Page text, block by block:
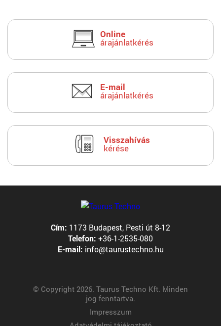
Online
árajánlatkérés
E-mail
árajánlatkérés
Visszahívás
kérése
Cím: 1173 Budapest, Pesti út 8-12
Telefon: +36-1-2535-080
E-mail: info@taurustechno.hu
© Copyright 2026. Taurus Techno Kft. Minden
jog fenntartva.
Impresszum